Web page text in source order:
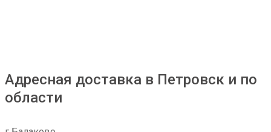
Адресная доставка в Петровск и по
области